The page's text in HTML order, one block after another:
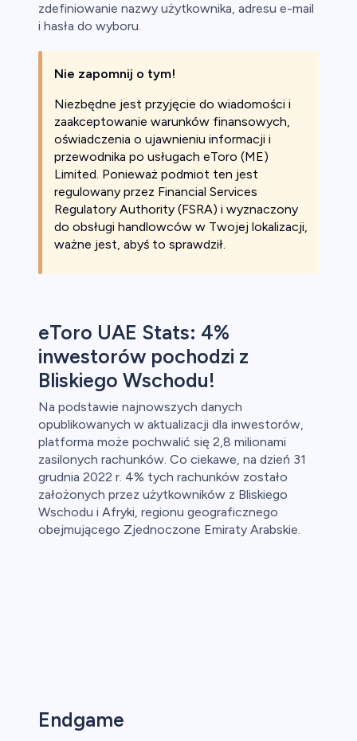
zdefiniowanie nazwy użytkownika, adresu e-mail
i hasła do wyboru.
Nie zapomnij o tym!
Niezbędne jest przyjęcie do wiadomości i
zaakceptowanie warunków finansowych,
oświadczenia o ujawnieniu informacji i
przewodnika po usługach eToro (ME)
Limited. Ponieważ podmiot ten jest
regulowany przez Financial Services
Regulatory Authority (FSRA) i wyznaczony
do obsługi handlowców w Twojej lokalizacji,
ważne jest, abyś to sprawdził.
eToro UAE Stats: 4%
inwestorów pochodzi z
Bliskiego Wschodu!
Na podstawie najnowszych danych
opublikowanych w aktualizacji dla inwestorów,
platforma może pochwalić się 2,8 milionami
zasilonych rachunków. Co ciekawe, na dzień 31
grudnia 2022 r. 4% tych rachunków zostało
założonych przez użytkowników z Bliskiego
Wschodu i Afryki, regionu geograficznego
obejmującego Zjednoczone Emiraty Arabskie.
Endgame